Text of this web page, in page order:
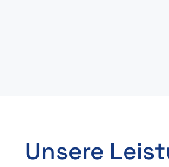
Unsere